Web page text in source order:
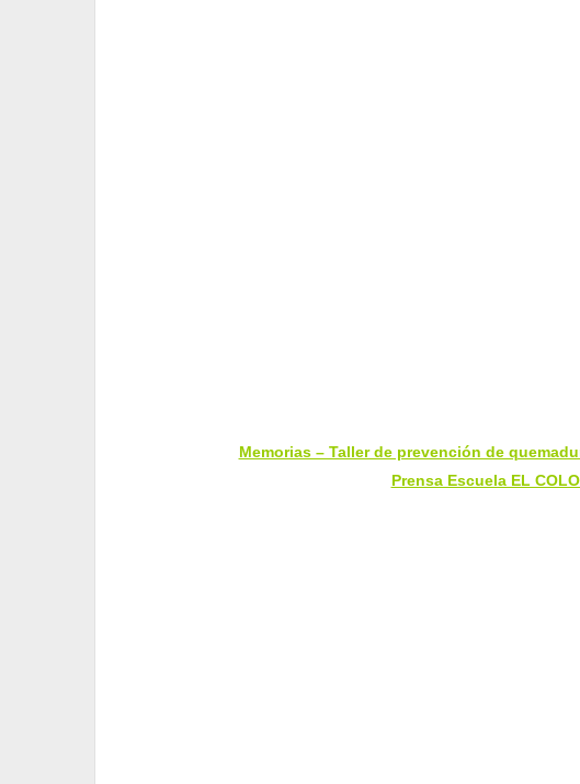
Memorias – Taller de prevención de
Prensa Escuela EL